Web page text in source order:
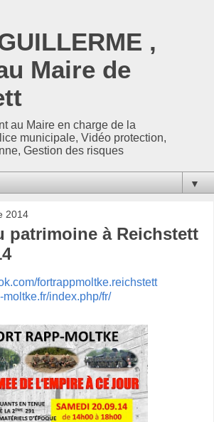
,
Maire de
au Maire en charge de la
municipale, Vidéo protection,
Gestion des risques
▼
2014
patrimoine à Reichstett
fortrappmoltke.reichstett
moltke.fr/index.php/fr/